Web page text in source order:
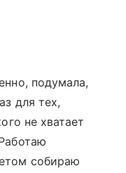
подумала,
для тех,
не хватает
собираю